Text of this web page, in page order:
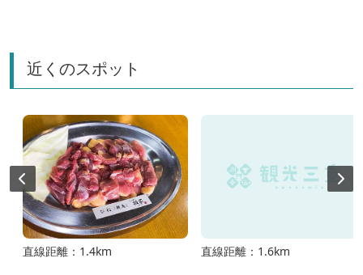
近くのスポット
直線距離：1.4km 直線距離：1.6km